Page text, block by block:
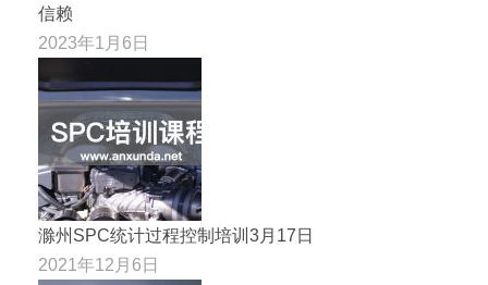
信赖
2023年1月6日
滁州SPC统计过程控制培训3月17日
2021年12月6日